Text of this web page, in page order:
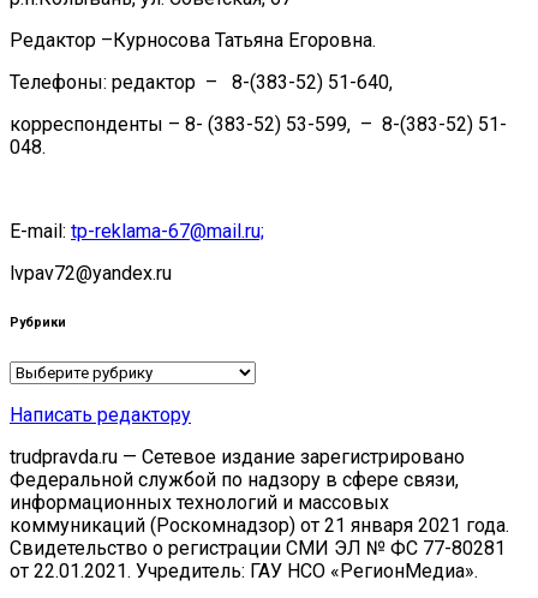
Редактор –Курносова Татьяна Егоровна.
Телефоны: редактор – 8-(383-52) 51-640,
корреспонденты – 8- (383-52) 53-599, – 8-(383-52) 51-
048.
E-mail: tp-reklama-67@mail.ru;
lvpav72@yandex.ru
Рубрики
Рубрики
Написать редактору
trudpravda.ru — Сетевое издание зарегистрировано
Федеральной службой по надзору в сфере связи,
информационных технологий и массовых
коммуникаций (Роскомнадзор) от 21 января 2021 года.
Свидетельство о регистрации СМИ ЭЛ № ФС 77-80281
от 22.01.2021. Учредитель: ГАУ НСО «РегионМедиа».